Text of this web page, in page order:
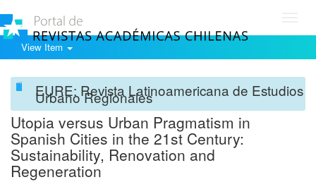
View Item
EURE: Revista Latinoamericana de Estudios
Urbano Regionales
Utopia versus Urban Pragmatism in
Spanish Cities in the 21st Century:
Sustainability, Renovation and
Regeneration